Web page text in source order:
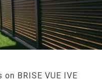
BRISE VUE IVE